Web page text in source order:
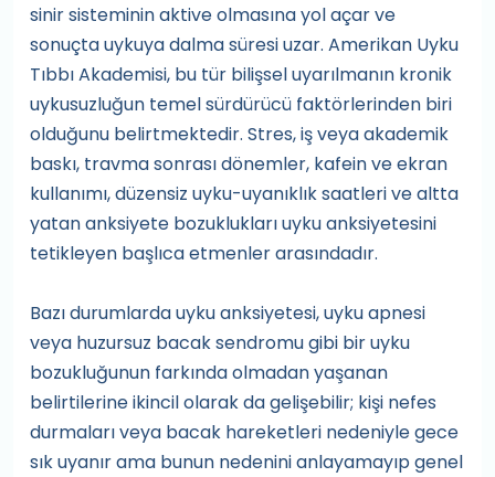
sinir sisteminin aktive olmasına yol açar ve
sonuçta uykuya dalma süresi uzar. Amerikan Uyku
Tıbbı Akademisi, bu tür bilişsel uyarılmanın kronik
uykusuzluğun temel sürdürücü faktörlerinden biri
olduğunu belirtmektedir. Stres, iş veya akademik
baskı, travma sonrası dönemler, kafein ve ekran
kullanımı, düzensiz uyku-uyanıklık saatleri ve altta
yatan anksiyete bozuklukları uyku anksiyetesini
tetikleyen başlıca etmenler arasındadır.
Bazı durumlarda uyku anksiyetesi, uyku apnesi
veya huzursuz bacak sendromu gibi bir uyku
bozukluğunun farkında olmadan yaşanan
belirtilerine ikincil olarak da gelişebilir; kişi nefes
durmaları veya bacak hareketleri nedeniyle gece
sık uyanır ama bunun nedenini anlayamayıp genel